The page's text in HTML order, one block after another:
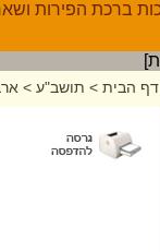
דף הבית > תושב"ע >